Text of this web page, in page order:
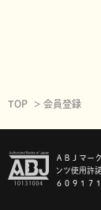
TOP 会員登録
ＡＢＪマー
ンツ使用許
６０９１７